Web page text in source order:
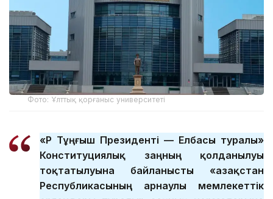
Фото: Ұлттық қорғаныс университеті
«ҚР Тұңғыш Президенті — Елбасы туралы»
Конституциялық заңның қолданылуы
тоқтатылуына байланысты «Қазақстан
Республикасының арнаулы мемлекеттік